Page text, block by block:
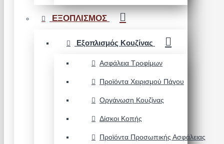
ΕΞΟΠΛΙΣΜΟΣ
Εξοπλισμός Κουζίνας
Ασφάλεια Τροφίμων
Προϊόντα Χειρισμού Πάγου
Οργάνωση Κουζίνας
Δίσκοι Κοπής
Προϊόντα Προσωπικής Ασφάλειας